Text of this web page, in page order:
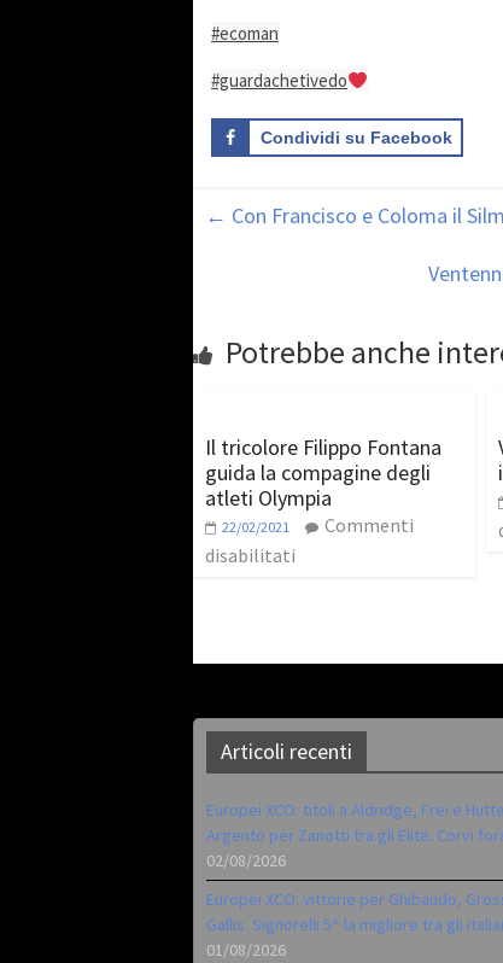
#ecoman
#guardachetivedo
Condividi su Facebook
← Con Francisco e Coloma il
Potrebbe anche
Il tricolore Filippo Fontana
guida la compagine degli
atleti Olympia
22/02/2021
Commenti
disabilitati
Articoli recenti
Europei XCO: titoli a Aldridge, Frei e
Argento per Zanotti tra gli Elite. Corvi
02/08/2026
Europei XCO: vittorie per Ghibaudo,
Gallis. Signorelli 5^ la migliore tra gli
01/08/2026